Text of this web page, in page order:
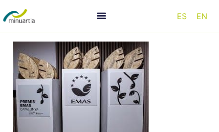
ES EN